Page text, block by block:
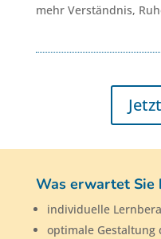
mehr Verständnis,
Was erwartet Sie
individuelle
optimale Gestaltung